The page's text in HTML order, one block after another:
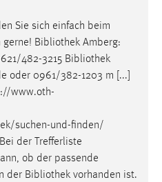
Sie sich einfach beim
gerne! Bibliothek Amberg:
482-3215 Bibliothek
oder 0961/382-1203 m [...]
www.oth-
suchen-und-finden/
Bei der Trefferliste
ob der passende
der Bibliothek vorhanden ist.